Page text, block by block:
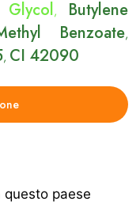
Glycol, Butylene
Benzoate,
, CI 42090
paese